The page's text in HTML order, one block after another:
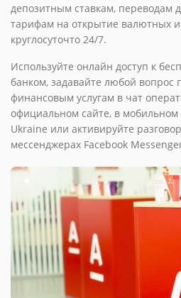
депозитным ставкам, переводам
тарифам на открытие валютных
круглосуточто 24/7.
Используйте онлайн доступ к
банком, задавайте любой
финансовым услугам в чат
официальном сайте, в
Ukraine или активируйте
мессенджерах Facebook